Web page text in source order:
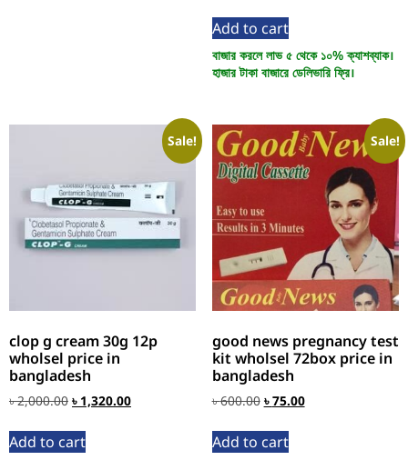
Add to cart
বাজার করলে লাভ ৫ থেকে ১০% ক্যাশব্যাক।
হাজার টাকা বাজারে ডেলিভারি ফ্রি।
Sale!
clop g cream 30g 12p
wholsel price in
bangladesh
৳2,000.00 ৳ 1,320.00
Add to cart
Sale!
good news pregnancy test
kit wholsel 72box price in
bangladesh
৳600.00 ৳75.00
Add to cart